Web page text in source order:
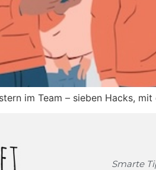
im Team – sieben Hacks,
Smarte